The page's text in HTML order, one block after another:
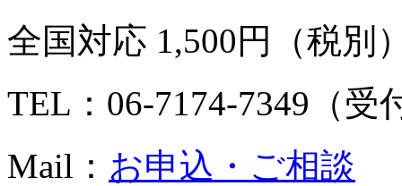
全国対応 1,500円（税別
TEL：06-7174-7349（受
Mail： お申込・ご相談